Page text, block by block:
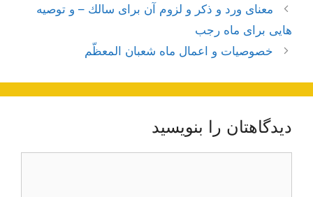
ناوبری
نوشته‌ها
معناى ورد و ذكر و لزوم آن براى سالك – و توصیه
هایی برای ماه رجب
خصوصیات و اعمال ماه شعبان المعظّم
دیدگاهتان را بنویسید